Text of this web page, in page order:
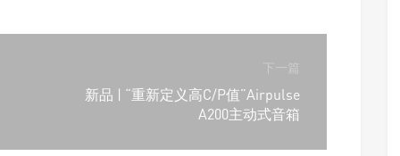
下一篇
新品 | “重新定义高C/P值”Airpulse
A200主动式音箱